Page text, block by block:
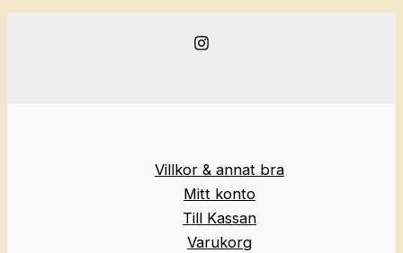
Villkor & annat bra
Mitt konto
Till Kassan
Varukorg